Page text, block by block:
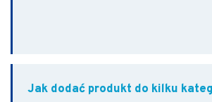
Jak dodać produkt do kilku